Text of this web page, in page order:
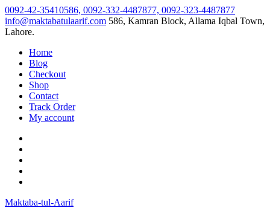
Skip
to
content
0092-42-35410586, 0092-332-4487877, 0092-323-4487877
info@maktabatulaarif.com 586, Kamran Block, Allama Iqbal Town,
Lahore.
Home
Blog
Checkout
Shop
Contact
Track Order
My account
Maktaba-tul-Aarif